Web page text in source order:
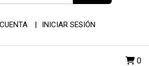
INICIAR SESIÓN
0